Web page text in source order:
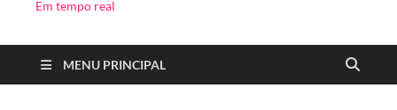
Em tempo real
MENU PRINCIPAL